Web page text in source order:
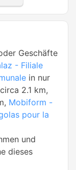
Geschäfte
- Filiale
in nur
2.1 km,
Mobiform -
pour la
und
dieses